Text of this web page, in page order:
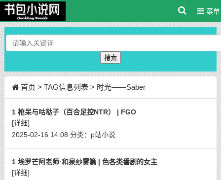
菜单
搜索
首页 > TAG信息列表 > 时光——Saber
1 枪呆与咕哒子（百合足控NTR） | FGO
[详细]
2025-02-16 14:08 分类： p站小说
1 埃罗芒阿老师·和泉纱雾篇 | 色各类番剧的女主
[详细]